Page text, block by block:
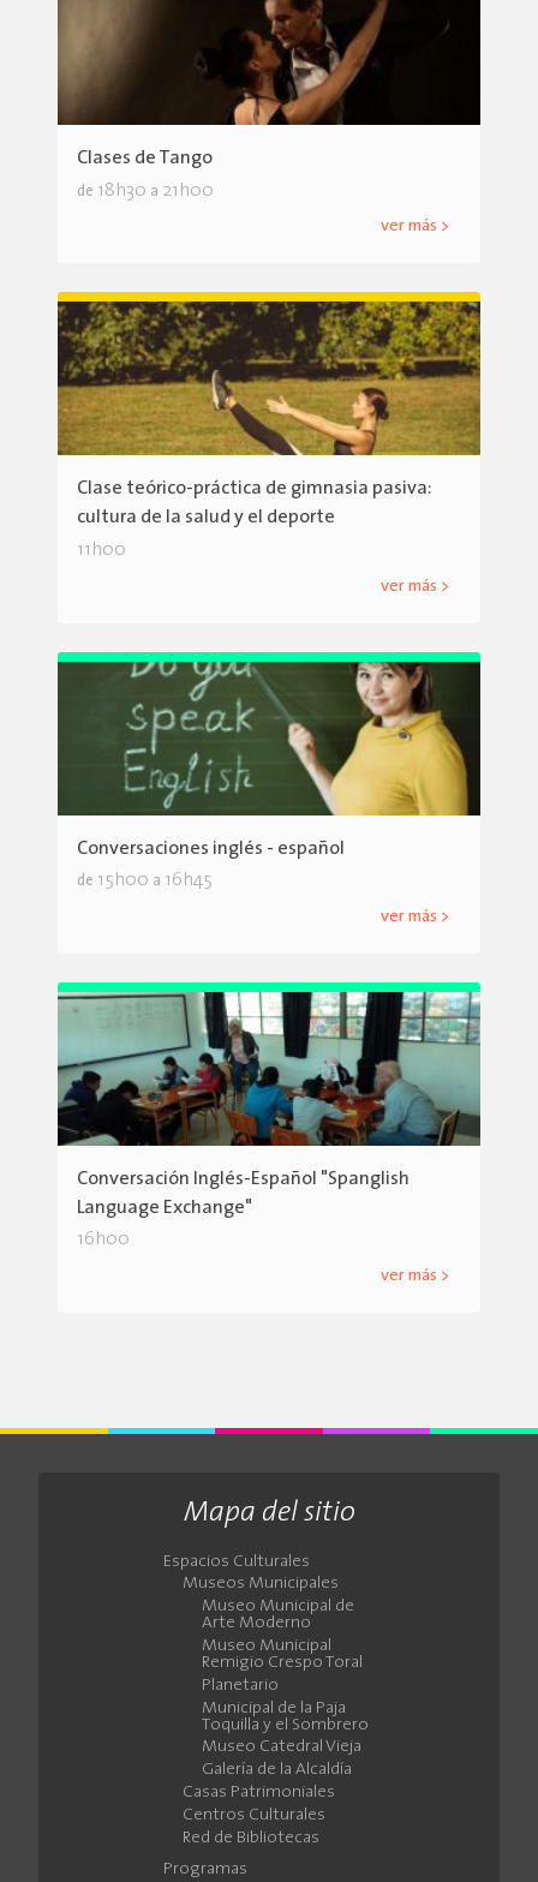
Clases de Tango
de 18h30 a 21h00
ver más >
Clase teórico-práctica de gimnasia pasiva:
cultura de la salud y el deporte
11h00
ver más >
Conversaciones inglés - español
de 15h00 a 16h45
ver más >
Conversación Inglés-Español "Spanglish
Language Exchange"
16h00
ver más >
Mapa del sitio
Espacios Culturales
Museos Municipales
Museo Municipal de
Arte Moderno
Museo Municipal
Remigio Crespo Toral
Planetario
Municipal de la Paja
Toquilla y el Sombrero
Museo Catedral Vieja
Galería de la Alcaldía
Casas Patrimoniales
Centros Culturales
Red de Bibliotecas
Programas